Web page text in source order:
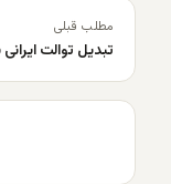
مطلب قبلی
تبدیل توالت